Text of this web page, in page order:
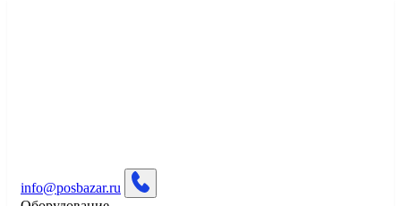
info@posbazar.ru